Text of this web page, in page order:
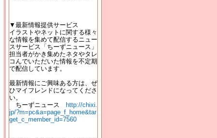
▼最新情報提供サービス
イラストやネットに関する様々
な情報を集めて配信するニュー
スサービス「ちーずニュース」
担当者がかき集めたネタやタレ
コんでいただいた情報を不定期
で配信しています。
最新情報にご興味ある方は、ぜ
ひマイフレンドになってくださ
い。
ちーずニュース
http://chixi.
jp/?m=pc&a=page_f_home&tar
get_c_member_id=7560